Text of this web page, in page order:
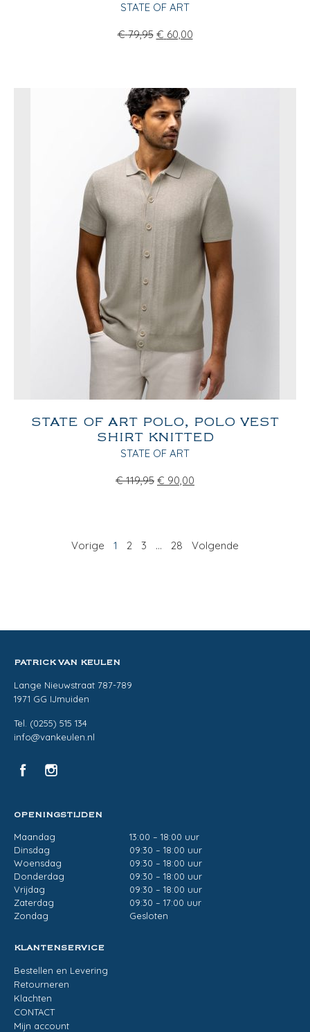
STATE OF ART
€ 79,95 € 60,00
STATE OF ART POLO, POLO VEST
SHIRT KNITTED
STATE OF ART
€ 119,95 € 90,00
Vorige 1 2 3 … 28 Volgende
PATRICK VAN KEULEN
Lange Nieuwstraat 787-789
1971 GG IJmuiden
Tel. (0255) 515 134
info@vankeulen.nl
OPENINGSTIJDEN
Maandag
13:00 – 18:00 uur
Dinsdag
09:30 – 18:00 uur
Woensdag
09:30 – 18:00 uur
Donderdag
09:30 – 18:00 uur
Vrijdag
09:30 – 18:00 uur
Zaterdag
09:30 – 17:00 uur
Zondag
Gesloten
KLANTENSERVICE
Bestellen en Levering
Retourneren
Klachten
CONTACT
Mijn account